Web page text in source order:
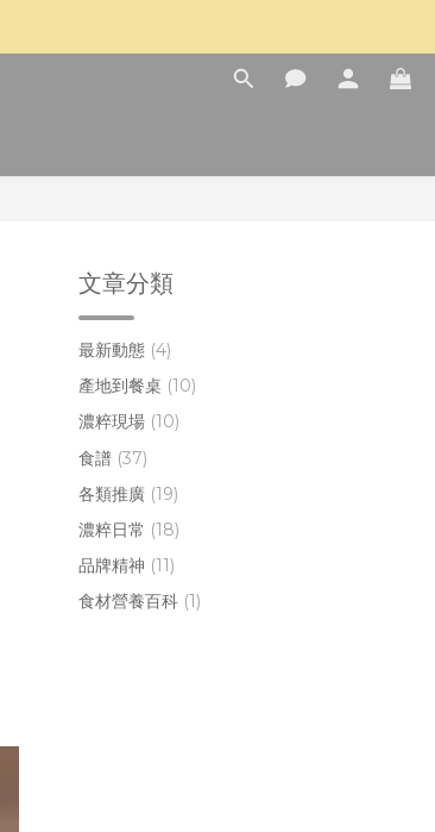
文章分類
最新動態 (4)
產地到餐桌 (10)
濃粹現場 (10)
食譜 (37)
各類推廣 (19)
濃粹日常 (18)
品牌精神 (11)
食材營養百科 (1)